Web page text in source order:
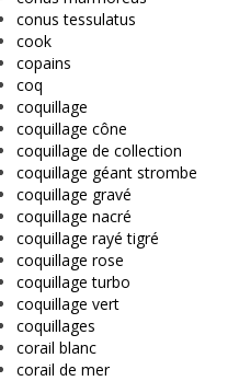
conus tessulatus
cook
copains
coq
coquillage
coquillage cône
coquillage de collection
coquillage géant strombe
coquillage gravé
coquillage nacré
coquillage rayé tigré
coquillage rose
coquillage turbo
coquillage vert
coquillages
corail blanc
corail de mer